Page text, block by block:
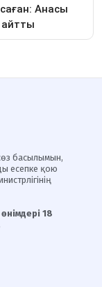
басылымын,
есепке қою
18